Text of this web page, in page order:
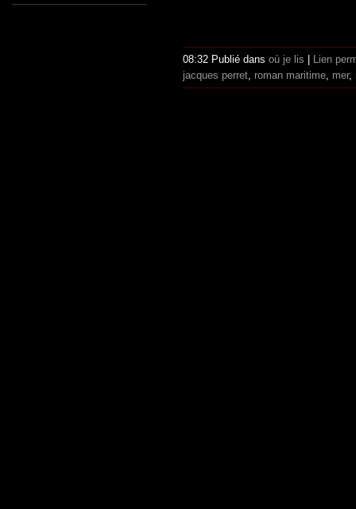
08:32 Publié dans où je lis
Lien
jacques perret, roman maritime, mer,